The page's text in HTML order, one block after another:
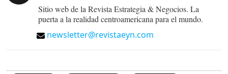
Sitio web de la Revista Estrategia & Negocios. La
puerta a la realidad centroamericana para el mundo.
newsletter@revistaeyn.com